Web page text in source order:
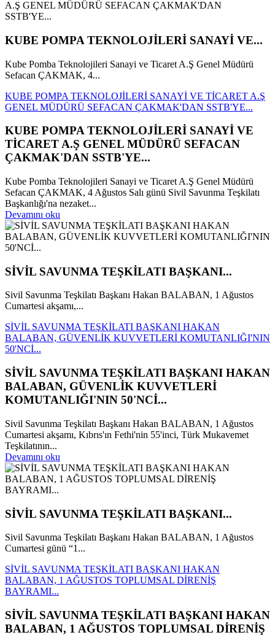
KUBE POMPA TEKNOLOJİLERİ SANAYİ VE...
Kube Pomba Teknolojileri Sanayi ve Ticaret A.Ş Genel Müdürü
Sefacan ÇAKMAK, 4...
KUBE POMPA TEKNOLOJİLERİ SANAYİ VE TİCARET A.Ş
GENEL MÜDÜRÜ SEFACAN ÇAKMAK'DAN SSTB'YE...
KUBE POMPA TEKNOLOJİLERİ SANAYİ VE
TİCARET A.Ş GENEL MÜDÜRÜ SEFACAN
ÇAKMAK'DAN SSTB'YE...
Kube Pomba Teknolojileri Sanayi ve Ticaret A.Ş Genel Müdürü
Sefacan ÇAKMAK, 4 Ağustos Salı günü Sivil Savunma Teşkilatı
Başkanlığı'na nezaket...
Devamını oku
SİVİL SAVUNMA TEŞKİLATI BAŞKANI...
Sivil Savunma Teşkilatı Başkanı Hakan BALABAN, 1 Ağustos
Cumartesi akşamı,...
SİVİL SAVUNMA TEŞKİLATI BAŞKANI HAKAN
BALABAN, GÜVENLİK KUVVETLERİ KOMUTANLIĞI'NIN
50'NCİ...
SİVİL SAVUNMA TEŞKİLATI BAŞKANI HAKAN
BALABAN, GÜVENLİK KUVVETLERİ
KOMUTANLIĞI'NIN 50'NCİ...
Sivil Savunma Teşkilatı Başkanı Hakan BALABAN, 1 Ağustos
Cumartesi akşamı, Kıbrıs'ın Fethi'nin 55'inci, Türk Mukavemet
Teşkilatının...
Devamını oku
SİVİL SAVUNMA TEŞKİLATI BAŞKANI...
Sivil Savunma Teşkilatı Başkanı Hakan BALABAN, 1 Ağustos
Cumartesi günü “1...
SİVİL SAVUNMA TEŞKİLATI BAŞKANI HAKAN
BALABAN, 1 AĞUSTOS TOPLUMSAL DİRENİŞ
BAYRAMI...
SİVİL SAVUNMA TEŞKİLATI BAŞKANI HAKAN
BALABAN, 1 AĞUSTOS TOPLUMSAL DİRENİŞ